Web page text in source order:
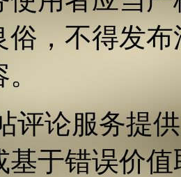
俗，不得发
评论服务提
基于错误价